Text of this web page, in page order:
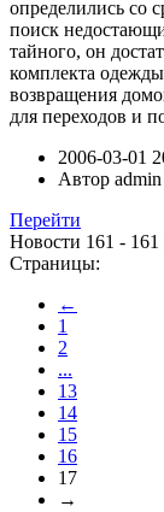
определились со
поиск
тайного, он
комплекта
возвращения
для переходов и
2006-03-01
Автор
Перейти
Новости 161 - 161
Страницы:
←
1
2
...
13
14
15
16
17
→